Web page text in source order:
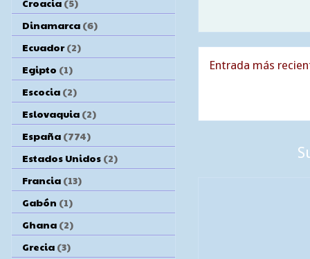
Entrada más
Dinamarca (6)
Ecuador (2)
Egipto (1)
Escocia (2)
Eslovaquia (2)
España (774)
Estados Unidos (2)
Francia (13)
Gabón (1)
Ghana (2)
Grecia (3)